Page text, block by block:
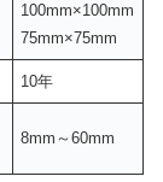
100mm×100mm
75mm×75mm
10年
8mm～60mm